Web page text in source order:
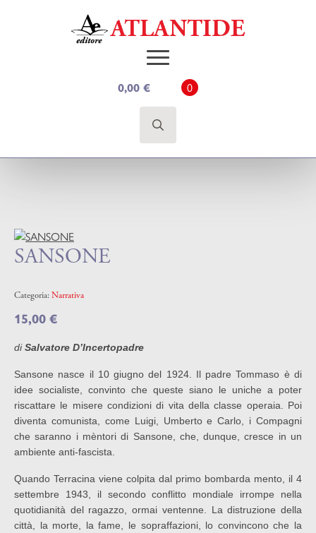
0,00 € 0
SANSONE
Categoria:Narrativa
15,00 €
diSalvatore D’Incertopadre
Sansone nasce il 10 giugno del 1924. Il padre Tommaso è di
idee socialiste, convinto che queste siano le uniche a poter
riscattare le misere condizioni di vita della classe operaia. Poi
diventa comunista, come Luigi, Umberto e Carlo, i Compagni
che saranno i mèntori di Sansone, che, dunque, cresce in un
ambiente anti-fascista.
Quando Terracina viene colpita dal primo bombarda mento, il 4
settembre 1943, il secondo conflitto mondiale irrompe nella
quotidianità del ragazzo, ormai ventenne. La distruzione della
città, la morte, la fame, le sopraffazioni, lo convincono che la